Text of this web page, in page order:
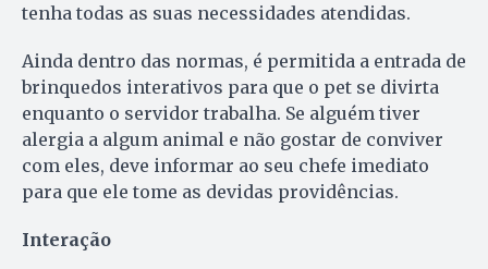
tenha todas as suas necessidades atendidas.
Ainda dentro das normas, é permitida a entrada de
brinquedos interativos para que o pet se divirta
enquanto o servidor trabalha. Se alguém tiver
alergia a algum animal e não gostar de conviver
com eles, deve informar ao seu chefe imediato
para que ele tome as devidas providências.
Interação